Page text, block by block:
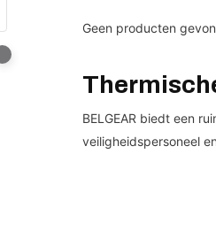
Geen producten
BELGEAR biedt een
veiligheidspersoneel